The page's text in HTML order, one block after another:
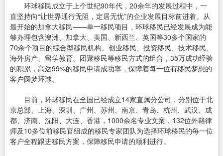
环球移民成立于上个世纪90年代，20余年的发展过程中，一
直坚持向“让世界通行无阻，定居无忧”的企业发展目标前进着。从
最开始的加拿大移民——单一移民项目，环球移民已经发展成为能
够办理包含澳洲、加拿大、美国、新西兰、英国等30多个国家的
70余个项目的综合型移民机构。创业移民、投资移民、技术移民、
海外房产、留学教育、团聚移民等移民方式的组合，35万成功经验
的积累，高达99%的移民申请成功率，保障着每一位有移民梦想的
客户圆梦环球。
目前，环球移民在全国已经成立14家直属分公司，分别位于北
京总部、上海、深圳、广州、苏州、南京、青岛、杭州、武汉、成
都、济南、沈阳、大连、香港，1000余名专业文案，132位外籍律
师及10多位前移民官组成的移民专家团队为选择环球移民的每一位
客户全程跟进移民方案，保障移民申请的顺利进行。